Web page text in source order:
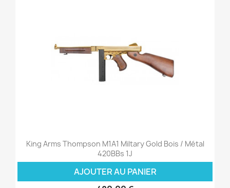
King Arms Thompson M1A1 Miltary Gold Bois / Métal
420BBs 1J
AJOUTER AU PANIER